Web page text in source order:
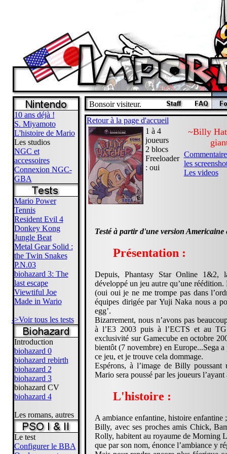
10 ans déjà !
S. Miyamoto
L'histoire de Mario
Les studios
NGC et
accessoires
Connexion NGC-
GBA
Mario Power
Tennis
Resident Evil 4
Donkey Kong
Jungle Beat
Metal Gear Solid :
the Twin Snakes
P.N.03
biohazard 3: The
last escape
Viewtiful Joe
Made in Wario
->Voir tous les tests
Introduction
biohazard 0
biohazard rebirth
biohazard 2
biohazard 3
biohazard CV
biohazard 4
Les romans, autres
Le test
Configurer le BBA
Bonsoir visiteur.
Retour à la page d'accueil
1 à 4
joueurs
2 blocs
Freeloader
: oui
~Billy
les
Les videos
Testé à partir d'une version
Présentation :
Depuis, Phantasy Star Online 1&2,
développé un jeu autre qu’une
(oui oui je ne me trompe pas dans
équipes dirigée par Yuji Naka nous a
egg’.
Bizarrement, nous n’avons pas
à l’E3 2003 puis à l’ECTS et au
exclusivité sur Gamecube en octobre
bientôt (7 novembre) en Europe...Sega
ce jeu, et je trouve cela dommage.
Espérons, à l’image de Billy
Mario sera poussé par les joueurs l’ayant
L'histoire :
A ambiance enfantine, histoire enfantine
Billy, avec ses proches amis Chick,
Rolly, habitent au royaume de Morning
que par son nom, énonce l’ambiance y